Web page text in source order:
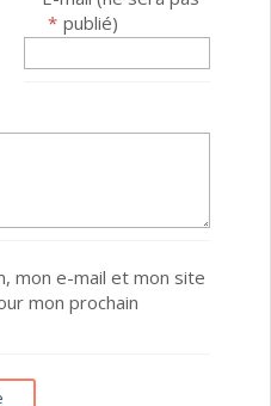
publié)
*
mon e-mail et mon site
mon prochain